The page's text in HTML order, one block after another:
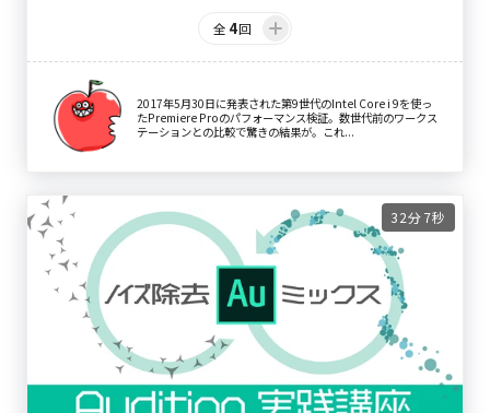
全 4回
2017年5月30日に発表された第9世代のIntel Core i 9を使っ
たPremiere Proのパフォーマンス検証。数世代前のワークス
テーションとの比較で驚きの結果が。これ...
32分7秒